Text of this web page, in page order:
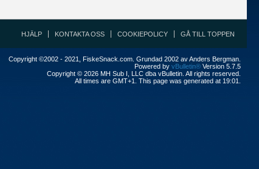
HJÄLP KONTAKTA OSS COOKIEPOLICY GÅ TILL TOPPEN
Copyright ©2002 - 2021, FiskeSnack.com. Grundad 2002 av Anders Bergman.
Powered by vBulletin® Version 5.7.5
Copyright © 2026 MH Sub I, LLC dba vBulletin. All rights reserved.
All times are GMT+1. This page was generated at 19:01.